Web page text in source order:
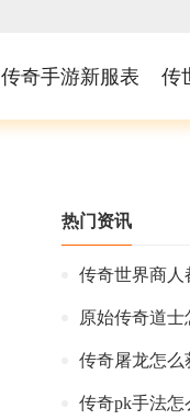
传奇手游新服表 传
热门资讯
传奇世界商人
原始传奇道士
传奇屠龙怎么
传奇pk手法怎